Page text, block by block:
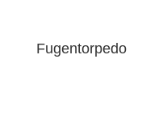
Fugentorpedo